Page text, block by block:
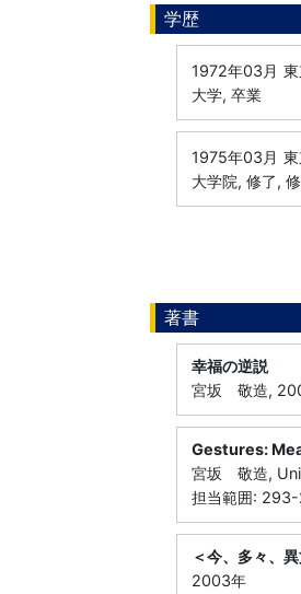
学歴
1972年03月
大学, 卒業
1975年03月
大学院, 修了,
著書
幸福の逆説
宮坂 敬造,
Gestures:
宮坂 敬造,
担当範囲:
＜今、多々、
2003年